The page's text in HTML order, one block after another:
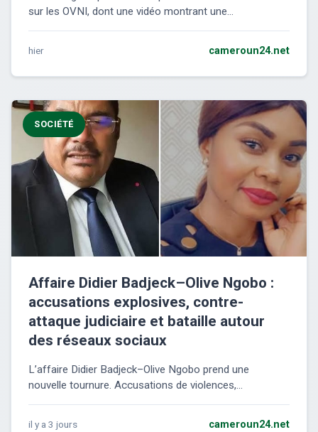
sur les OVNI, dont une vidéo montrant une...
hier cameroun24.net
SOCIÉTÉ
Affaire Didier Badjeck–Olive Ngobo :
accusations explosives, contre-
attaque judiciaire et bataille autour
des réseaux sociaux
L’affaire Didier Badjeck–Olive Ngobo prend une
nouvelle tournure. Accusations de violences,...
il y a 3 jours cameroun24.net